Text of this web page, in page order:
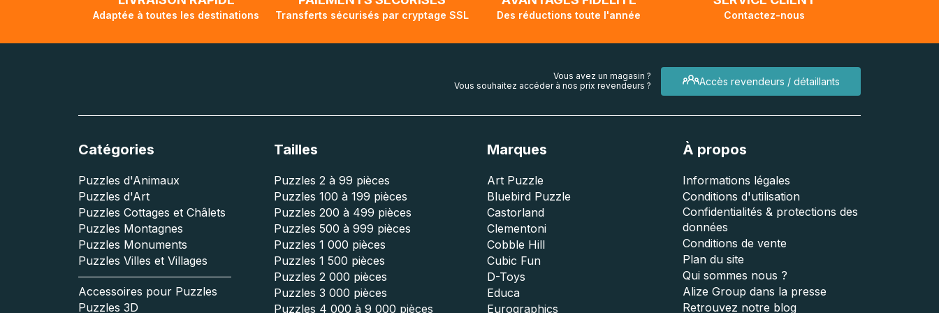
Adaptée à toutes les destinations Transferts sécurisés par cryptage SSL Des réductions toute l'année Contactez-nous
Accès revendeurs / détaillants
Vous avez un magasin ?
Vous souhaitez accéder à nos prix revendeurs ?
Catégories
Puzzles d'Animaux
Puzzles d'Art
Puzzles Cottages et Châlets
Puzzles Montagnes
Puzzles Monuments
Puzzles Villes et Villages
Accessoires pour Puzzles
Puzzles 3D
Tailles
Puzzles 2 à 99 pièces
Puzzles 100 à 199 pièces
Puzzles 200 à 499 pièces
Puzzles 500 à 999 pièces
Puzzles 1 000 pièces
Puzzles 1 500 pièces
Puzzles 2 000 pièces
Puzzles 3 000 pièces
Puzzles 4 000 à 9 000 pièces
Marques
Art Puzzle
Bluebird Puzzle
Castorland
Clementoni
Cobble Hill
Cubic Fun
D-Toys
Educa
Eurographics
À propos
Informations légales
Conditions d'utilisation
Confidentialités & protections des
données
Conditions de vente
Plan du site
Qui sommes nous ?
Alize Group dans la presse
Retrouvez notre blog